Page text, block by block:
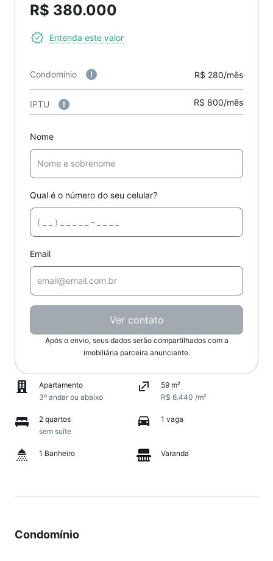
R$ 380.000
Entenda este valor
Condomínio R$ 280/mês
IPTU R$ 800/mês
Nome
Qual é o número do seu celular?
Email
Ver contato
Após o envio, seus dados serão compartilhados com a
imobiliária parceira anunciante.
Apartamento
3º andar ou abaixo
59 m²
R$ 6.440 /m²
2 quartos
sem suíte
1 vaga
1 Banheiro Varanda
Condomínio